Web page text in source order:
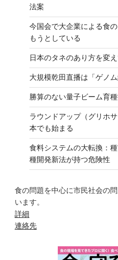
法案
今国会で大企業による食
もうとしている
日本のタネのあり方を変
大規模乾田直播は「ゲノ
勝算のない量子ビーム育
ラウンドアップ（グリホ
本でも始まる
食料システムの大転換：
種開発新法が持つ危険性
食の問題を中心に市民社会の
います。
詳細
連絡先